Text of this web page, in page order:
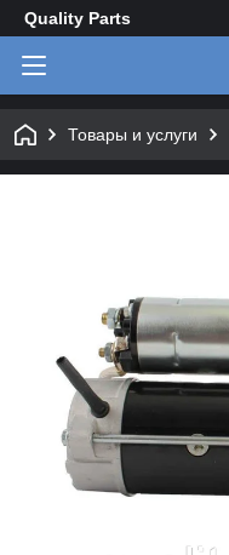
Quality Parts
Товары и услуги